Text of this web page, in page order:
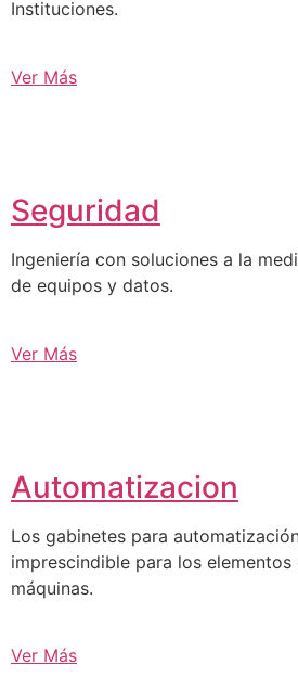
Instituciones.
Ver Más
Seguridad
Ingeniería con soluciones a la
de equipos y datos.
Ver Más
Automatizacion
Los gabinetes para
imprescindible para los
máquinas.
Ver Más